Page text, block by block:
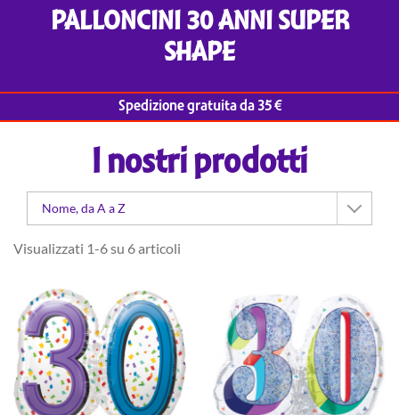
PALLONCINI 30 ANNI SUPER
SHAPE
Spedizione gratuita da 35 €
I nostri prodotti
Nome, da A a Z
Visualizzati 1-6 su 6 articoli